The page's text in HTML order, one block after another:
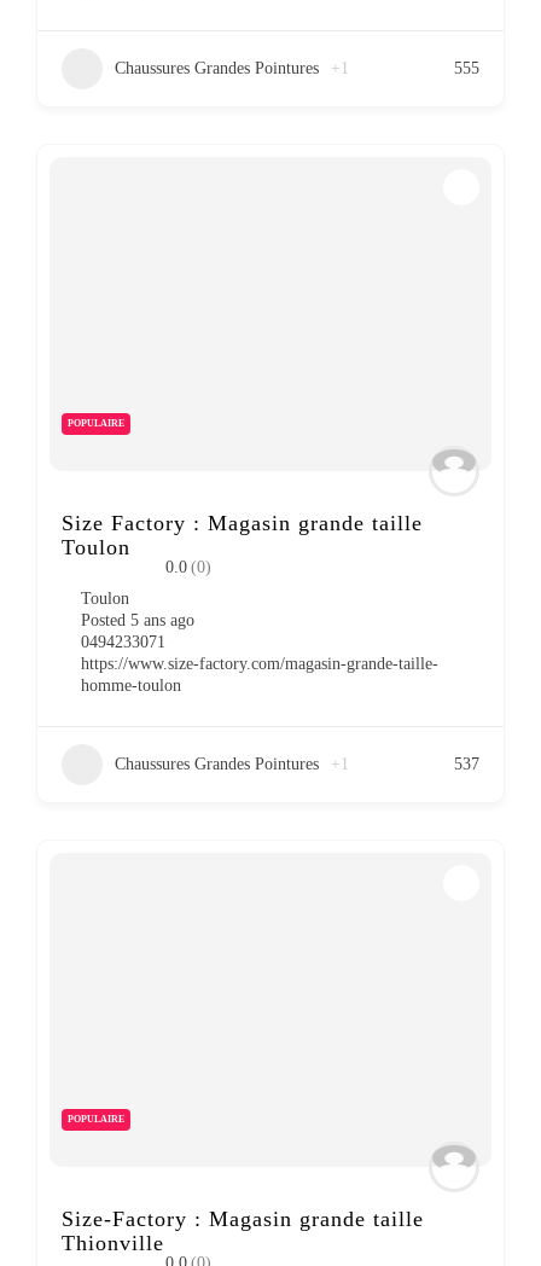
Chaussures Grandes Pointures +1 555
POPULAIRE
Size Factory : Magasin grande taille
Toulon
0.0 (0)
Toulon
Posted 5 ans ago
0494233071
https://www.size-factory.com/magasin-grande-taille-
homme-toulon
Chaussures Grandes Pointures +1 537
POPULAIRE
Size-Factory : Magasin grande taille
Thionville